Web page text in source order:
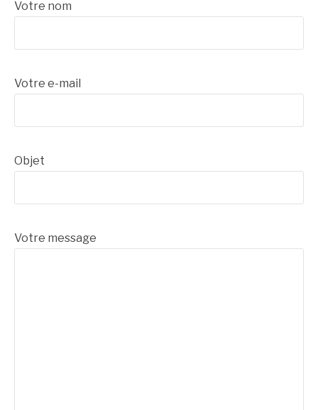
Votre nom
Votre e-mail
Objet
Votre message